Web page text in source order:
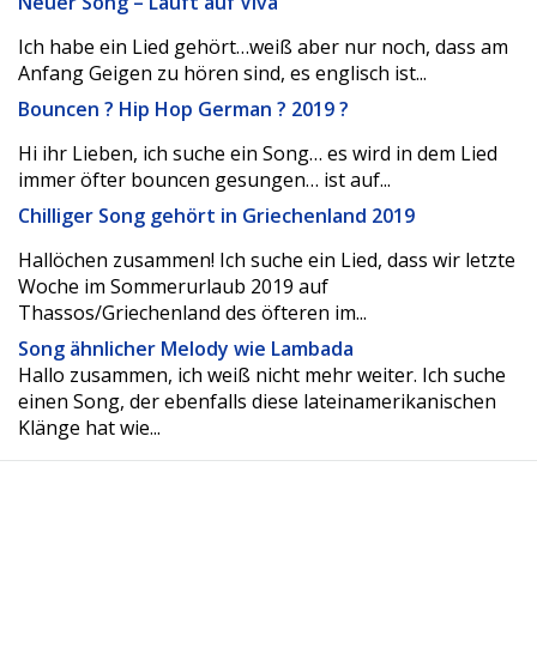
Ich habe ein Lied gehört…weiß aber nur noch, dass am
Anfang Geigen zu hören sind, es englisch ist...
Bouncen ? Hip Hop German ? 2019 ?
Hi ihr Lieben, ich suche ein Song… es wird in dem Lied
immer öfter bouncen gesungen… ist auf...
Chilliger Song gehört in Griechenland 2019
Hallöchen zusammen! Ich suche ein Lied, dass wir letzte
Woche im Sommerurlaub 2019 auf
Thassos/Griechenland des öfteren im...
Song ähnlicher Melody wie Lambada
Hallo zusammen, ich weiß nicht mehr weiter. Ich suche
einen Song, der ebenfalls diese lateinamerikanischen
Klänge hat wie...